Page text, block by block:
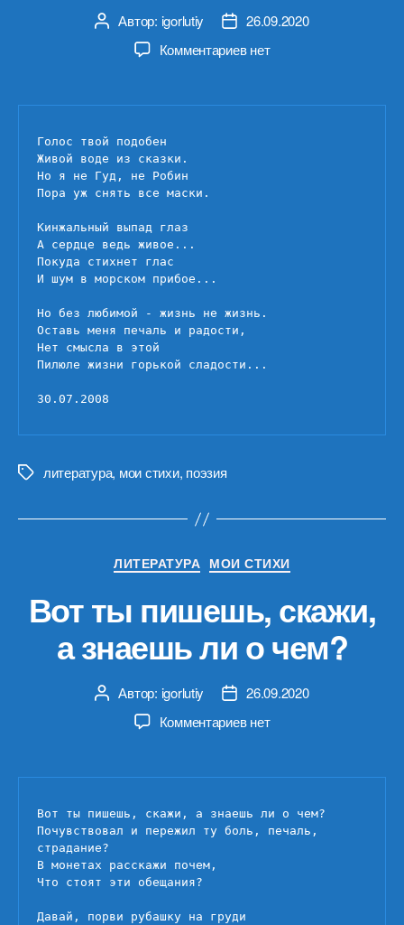
Автор
записи
Автор: igorlutiy
Дата26.09.2020
Комментариевк
твой
нет
Голос твой подобен
Живой воде из сказки.
Но я не Гуд, не Робин
Пора уж снять все маски.
Кинжальный выпад глаз
А сердце ведь живое...
Покуда стихнет глас
И шум в морском прибое...
Но без любимой - жизнь не жизнь.
Оставь меня печаль и радости,
Нет смысла в этой
Пилюле жизни горькой сладости...
30.07.2008
Меткилитература, мои стихи, поэзия
Рубрики
ЛИТЕРАТУРА МОИ СТИХИ
Вот ты пишешь, скажи,
а знаешь ли о чем?
Автор
записи
Автор: igorlutiy
Дата26.09.2020
Комментариевк
ты
скажи,
а
нет
Вот ты пишешь, скажи, а знаешь ли о чем?
Почувствовал и пережил ту боль, печаль,
страдание?
В монетах расскажи почем,
Что стоят эти обещания?
Давай, порви рубашку на груди